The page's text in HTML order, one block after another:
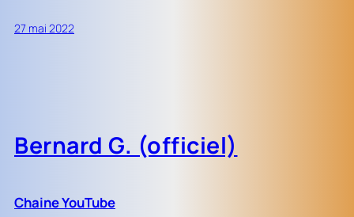
27 mai 2022
Bernard G. (officiel)
Chaine YouTube